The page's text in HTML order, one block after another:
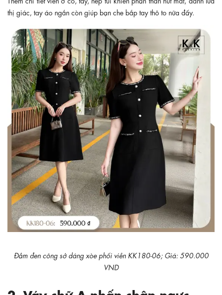
thị giác, tay áo ngắn còn giúp bạn che bắp tay thô to nữa đấy.
Đầm đen công sở dáng xòe phối viền KK180-06; Giá: 590.000
VND